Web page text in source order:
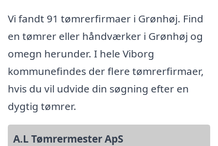
Vi fandt 91 tømrerfirmaer i Grønhøj. Find
en tømrer eller håndværker i Grønhøj og
omegn herunder. I hele Viborg
kommunefindes der flere tømrerfirmaer,
hvis du vil udvide din søgning efter en
dygtig tømrer.
A.L Tømrermester ApS